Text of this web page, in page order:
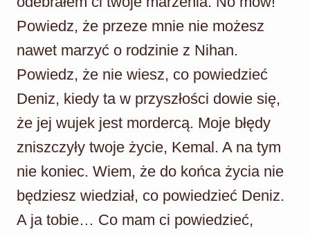
Powiedz, że przeze mnie nie możesz
nawet marzyć o rodzinie z Nihan.
Powiedz, że nie wiesz, co powiedzieć
Deniz, kiedy ta w przyszłości dowie się,
że jej wujek jest mordercą. Moje błędy
zniszczyły twoje życie, Kemal. A na tym
nie koniec. Wiem, że do końca życia nie
będziesz wiedział, co powiedzieć Deniz.
A ja tobie… Co mam ci powiedzieć,